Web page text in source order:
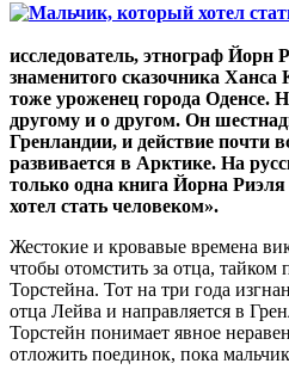
исследователь, этнограф Йорн
знаменитого сказочника
тоже уроженец города Оденсе.
другому и о другом. Он
Гренландии, и действие почти
развивается в Арктике. На
только одна книга Йорна
хотел стать человеком».
Жестокие и кровавые времена
чтобы отомстить за отца, тайком
Торстейна. Тот на три года
отца Лейва и направляется в
Торстейн понимает явное
отложить поединок, пока